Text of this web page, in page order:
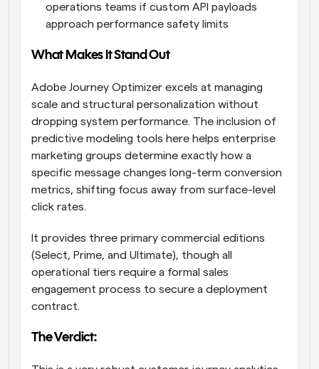
operations teams if custom API payloads
approach performance safety limits
What Makes It Stand Out
Adobe Journey Optimizer excels at managing
scale and structural personalization without
dropping system performance. The inclusion of
predictive modeling tools here helps enterprise
marketing groups determine exactly how a
specific message changes long-term conversion
metrics, shifting focus away from surface-level
click rates.
It provides three primary commercial editions
(Select, Prime, and Ultimate), though all
operational tiers require a formal sales
engagement process to secure a deployment
contract.
The Verdict: